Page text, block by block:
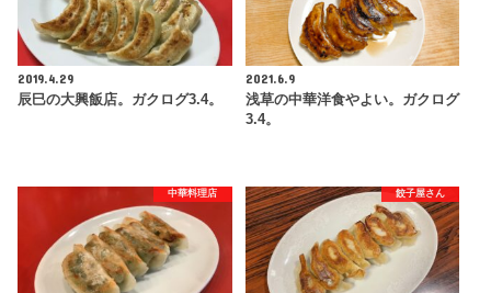
2019.4.29
辰巳の大興飯店。ガクログ3.4。
2021.6.9
浅草の中華洋食やよい。ガクログ
3.4。
中華料理店 餃子屋さん